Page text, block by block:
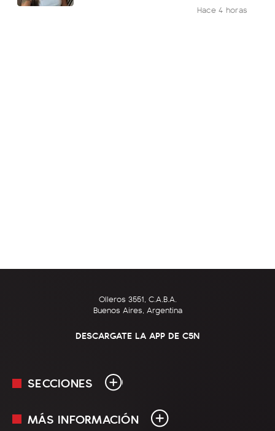
Hace 4 horas
Olleros 3551, C.A.B.A.
Buenos Aires, Argentina
DESCARGATE LA APP DE C5N
SECCIONES
En Vivo
MÁS INFORMACIÓN